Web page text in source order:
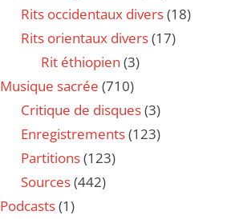
Rits occidentaux divers(18)
Rits orientaux divers(17)
Rit éthiopien (3)
Musique sacrée (710)
Critique de disques(3)
Enregistrements(123)
Partitions(123)
Sources(442)
Podcasts(1)